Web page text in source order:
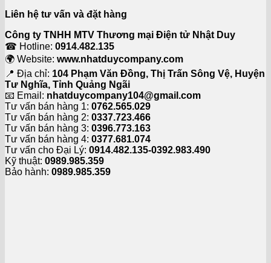
Liên hệ tư vấn và đặt hàng
Công ty TNHH MTV Thương mại Điện tử Nhật Duy
☎ Hotline: 0914.482.135
🌍 Website: www.nhatduycompany.com
📍 Địa chỉ: 104 Phạm Văn Đồng, Thị Trấn Sông Vệ, Huyện
Tư Nghĩa, Tỉnh Quảng Ngãi
📧 Email: nhatduycompany104@gmail.com
Tư vấn bán hàng 1: 0762.565.029
Tư vấn bán hàng 2: 0337.723.466
Tư vấn bán hàng 3: 0396.773.163
Tư vấn bán hàng 4: 0377.681.074
Tư vấn cho Đại Lý: 0914.482.135-0392.983.490
Kỹ thuật: 0989.985.359
Bảo hành: 0989.985.359